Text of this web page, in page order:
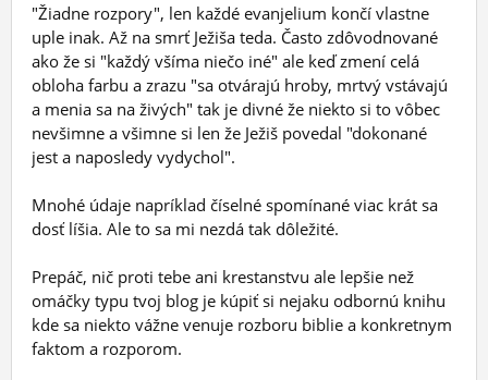
"Žiadne rozpory", len každé evanjelium končí vlastne
uple inak. Až na smrť Ježiša teda. Často zdôvodnované
ako že si "každý všíma niečo iné" ale keď zmení celá
obloha farbu a zrazu "sa otvárajú hroby, mrtvý vstávajú
a menia sa na živých" tak je divné že niekto si to vôbec
nevšimne a všimne si len že Ježiš povedal "dokonané
jest a naposledy vydychol".
Mnohé údaje napríklad číselné spomínané viac krát sa
dosť líšia. Ale to sa mi nezdá tak dôležité.
Prepáč, nič proti tebe ani krestanstvu ale lepšie než
omáčky typu tvoj blog je kúpiť si nejaku odbornú knihu
kde sa niekto vážne venuje rozboru biblie a konkretnym
faktom a rozporom.